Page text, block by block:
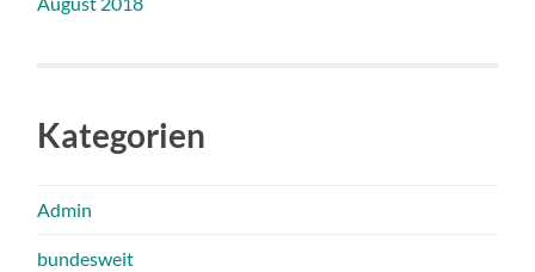
Kategorien
Admin
bundesweit